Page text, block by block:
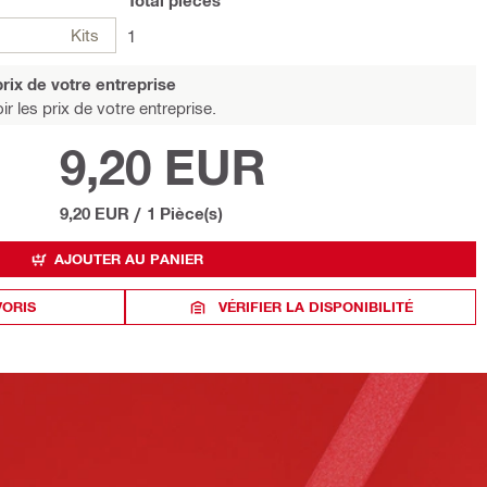
Kits
1
de votre entreprise
les prix de votre entreprise.
9,20 EUR
9,20 EUR / 1 Pièce(s)
AJOUTER AU PANIER
VÉRIFIER LA DISPONIBILITÉ